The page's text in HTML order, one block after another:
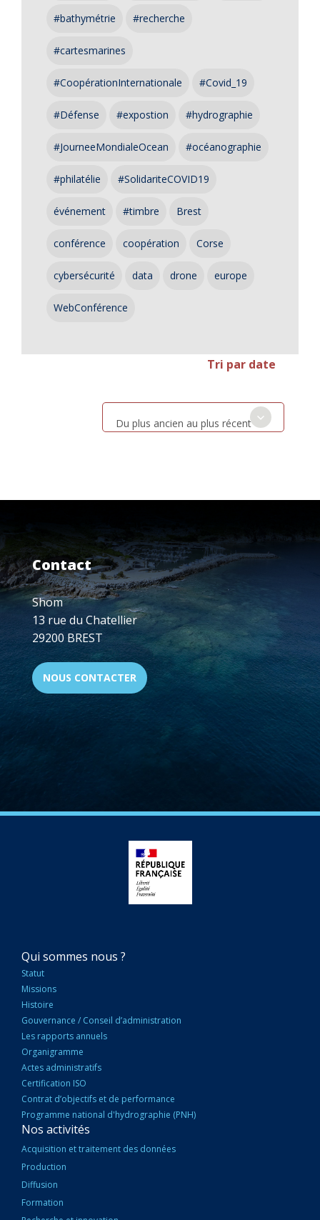
#bathymétrie #recherche
#cartesmarines
#CoopérationInternationale #Covid_19
#Défense #expostion #hydrographie
#JourneeMondialeOcean #océanographie
#philatélie #SolidariteCOVID19
événement #timbre Brest
conférence coopération Corse
cybersécurité data drone europe
WebConférence
Tri par date
Du plus ancien au plus récent
Contact
Shom
13 rue du Chatellier
29200 BREST
NOUS CONTACTER
NAVIGATION
PRINCIPALE
Qui sommes nous ?
Statut
Missions
Histoire
Gouvernance / Conseil d’administration
Les rapports annuels
Organigramme
Actes administratifs
Certification ISO
Contrat d’objectifs et de performance
Programme national d'hydrographie (PNH)
Nos activités
Acquisition et traitement des données
Production
Diffusion
Formation